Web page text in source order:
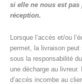
si elle ne nous est pas
réception.
Lorsque l’accès et/ou
permet, la livraison peut
sous la responsabilité
une décharge au
d’accès incombe au